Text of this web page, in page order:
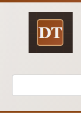
Перейти
Поиск: